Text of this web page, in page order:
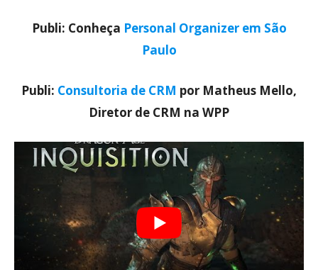
Publi: Conheça Personal Organizer em São
Paulo
Publi: Consultoria de CRM por Matheus Mello,
Diretor de CRM na WPP